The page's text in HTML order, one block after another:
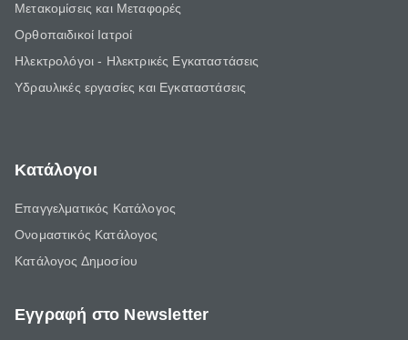
Μετακομίσεις και Μεταφορές
Ορθοπαιδικοί Ιατροί
Ηλεκτρολόγοι - Ηλεκτρικές Εγκαταστάσεις
Υδραυλικές εργασίες και Εγκαταστάσεις
Κατάλογοι
Επαγγελματικός Κατάλογος
Ονομαστικός Κατάλογος
Κατάλογος Δημοσίου
Εγγραφή στο Newsletter